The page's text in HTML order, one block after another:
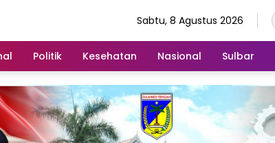
Sabtu, 8 Agustus 2026
Politik Kesehatan Nasional Sulbar